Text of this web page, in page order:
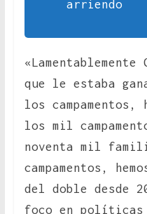
arriendo
que le estaba
los campamentos,
los mil
noventa mil
campamentos,
del doble desde
foco en políticas